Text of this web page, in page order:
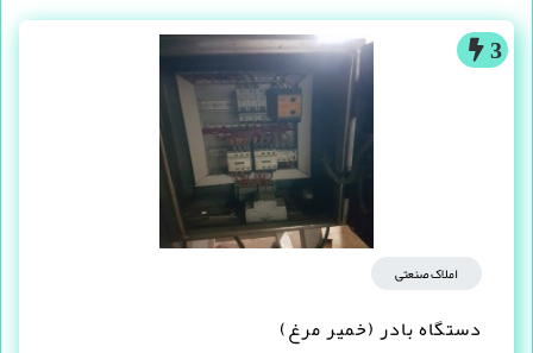
3
املاک صنعتی
دستگاه بادر (خمیر مرغ)